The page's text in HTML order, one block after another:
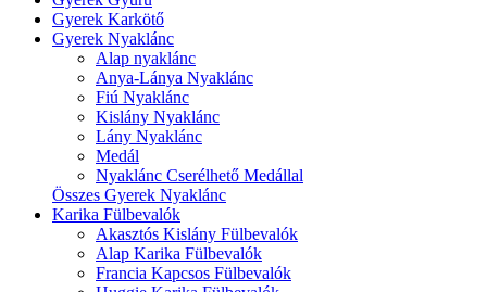
Gyerek Karkötő
Gyerek Nyaklánc
Alap nyaklánc
Anya-Lánya Nyaklánc
Fiú Nyaklánc
Kislány Nyaklánc
Lány Nyaklánc
Medál
Nyaklánc Cserélhető Medállal
Összes Gyerek Nyaklánc
Karika Fülbevalók
Akasztós Kislány Fülbevalók
Alap Karika Fülbevalók
Francia Kapcsos Fülbevalók